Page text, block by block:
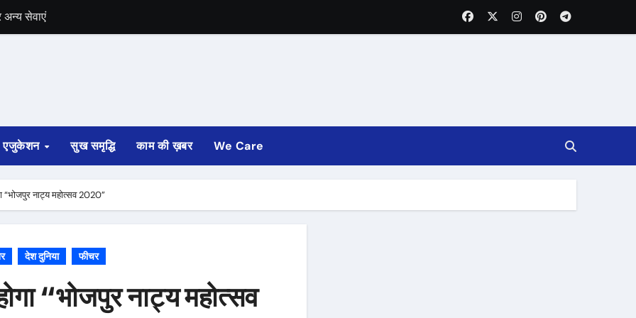
चुनाव की घोषणा
पटरी से उतरी
साफ
रुपए मंजूर किए
तक होगी
एजुकेशन सुख समृद्धि काम की ख़बर We Care
“भोजपुर नाट्य महोत्सव 2020”
देश दुनिया फीचर
“भोजपुर नाट्य महोत्सव